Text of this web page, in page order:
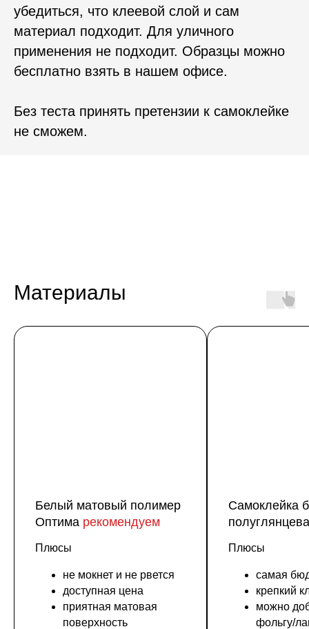
убедиться, что клеевой слой и сам
материал подходит. Для уличного
применения не подходит. Образцы можно
бесплатно взять в нашем офисе.
Без теста принять претензии к самоклейке
не сможем.
Материалы
Белый матовый полимер
Оптима рекомендуем
Плюсы
не мокнет и не рвется
доступная цена
приятная матовая
поверхность
Самоклейка
Плюсы
самая
крепкий
можно
фольгу/